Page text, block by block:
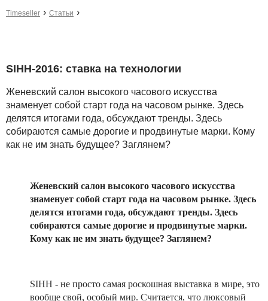
Timeseller Статьи
SIHH-2016: ставка на технологии
Женевский салон высокого часового искусства
знаменует собой старт года на часовом рынке. Здесь
делятся итогами года, обсуждают тренды. Здесь
собираются самые дорогие и продвинутые марки. Кому
как не им знать будущее? Заглянем?
Женевский салон высокого часового искусства
знаменует собой старт года на часовом рынке. Здесь
делятся итогами года, обсуждают тренды. Здесь
собираются самые дорогие и продвинутые марки.
Кому как не им знать будущее? Заглянем?
SIHH - не просто самая роскошная выставка в мире, это
вообще свой, особый мир. Считается, что люксовый